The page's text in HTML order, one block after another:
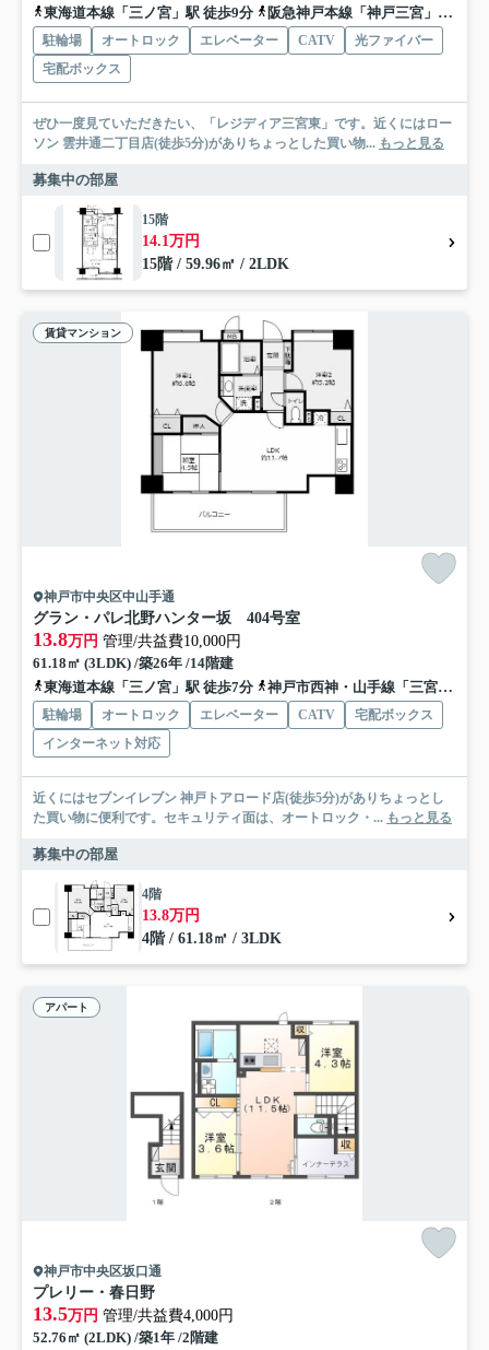
東海道本線「三ノ宮」駅 徒歩9分
阪急神戸本線「神戸三宮」駅 徒歩10分
駐輪場 オートロック エレベーター CATV
光ファイバー
宅配ボックス
ぜひ一度見ていただきたい、「レジディア三宮東」です。近くにはロー
ソン 雲井通二丁目店(徒歩5分)がありちょっとした買い物... もっと見る
募集中の部屋
15階
14.1万円
15階 / 59.96㎡ / 2LDK
賃貸マンション
神戸市中央区中山手通
グラン・パレ北野ハンター坂 404号室
13.8万円 管理/共益費10,000円
61.18㎡ (3LDK) /築26年 /14階建
東海道本線「三ノ宮」駅 徒歩7分
神戸市西神・山手線「三宮」駅 徒歩5分
駐輪場 オートロック エレベーター CATV
宅配ボックス
インターネット対応
近くにはセブンイレブン 神戸トアロード店(徒歩5分)がありちょっとし
た買い物に便利です。セキュリティ面は、オートロック・... もっと見る
募集中の部屋
4階
13.8万円
4階 / 61.18㎡ / 3LDK
アパート
神戸市中央区坂口通
プレリー・春日野
13.5万円 管理/共益費4,000円
52.76㎡ (2LDK) /築1年 /2階建